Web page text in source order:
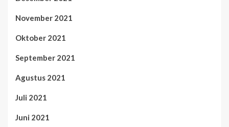
November 2021
Oktober 2021
September 2021
Agustus 2021
Juli 2021
Juni 2021